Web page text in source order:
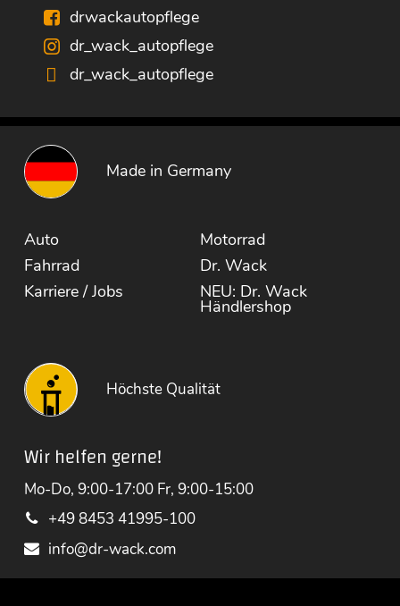
drwackautopflege
dr_wack_autopflege
dr_wack_autopflege
Made in Germany
Auto
Motorrad
Fahrrad
Dr. Wack
Karriere / Jobs
NEU: Dr. Wack
Händlershop
Höchste Qualität
Wir helfen gerne!
Mo-Do, 9:00-17:00 Fr, 9:00-15:00
+49 8453 41995-100
info@dr-wack.com